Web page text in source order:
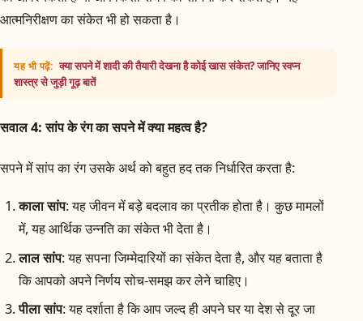
आत्मनिरीक्षण का संकेत भी हो सकता है।
यह भी पढ़ें: क्या सपने में शादी की तैयारी देखना है कोई खास संकेत? जानिए स्वप्न
शास्त्र से जुड़ी गूढ़ बातें
सवाल 4: सांप के रंग का सपने में क्या महत्व है?
सपने में सांप का रंग उसके अर्थ को बहुत हद तक निर्धारित करता है:
काला सांप: यह जीवन में बड़े बदलाव का प्रतीक होता है। कुछ मामलों
में, यह आर्थिक उन्नति का संकेत भी देता है।
लाल सांप: यह सपना जिम्मेदारियों का संकेत देता है, और यह बताता है
कि आपको अपने निर्णय सोच-समझ कर लेने चाहिए।
पीला सांप: यह दर्शाता है कि आप जल्द ही अपने घर या देश से दूर जा